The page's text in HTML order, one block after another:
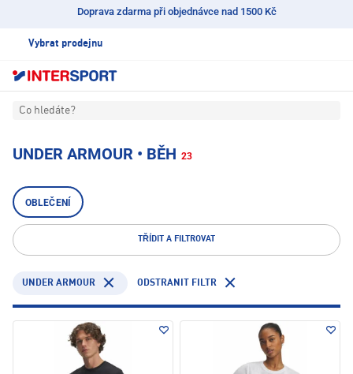
Doprava zdarma při objednávce nad 1500 Kč
Vybrat prodejnu
Co hledáte?
UNDER ARMOUR • BĚH 23
OBLEČENÍ
TŘÍDIT A FILTROVAT
UNDER ARMOUR ODSTRANIT FILTR